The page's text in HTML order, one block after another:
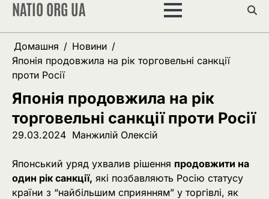
Перейти
вмісту
NATIO ORG UA
Домашня
Новини
Японія продовжила на рік торговельні санкції
проти Росії
Японія продовжила на рік
торговельні санкції проти Росії
29.03.2024 Манжилій Олексій
Японський уряд ухвалив рішення продовжити на
один рік санкції, які позбавляють Росію статусу
країни з “найбільшим сприянням” у торгівлі, як